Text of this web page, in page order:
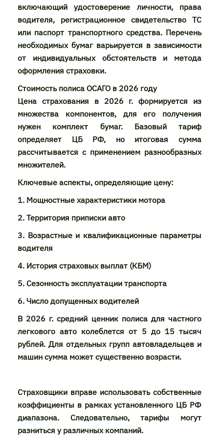
включающий удостоверение личности, права
водителя, регистрационное свидетельство ТС
или паспорт транспортного средства. Перечень
необходимых бумаг варьируется в зависимости
от индивидуальных обстоятельств и метода
оформления страховки.
Стоимость полиса ОСАГО в 2026 году
Цена страхования в 2026 г. формируется из
множества компонентов, для его получения
нужен комплект бумаг. Базовый тариф
определяет ЦБ РФ, но итоговая сумма
рассчитывается с применением разнообразных
множителей.
Ключевые аспекты, определяющие цену:
1. Мощностные характеристики мотора
2. Территория приписки авто
3. Возрастные и квалификационные параметры
водителя
4. История страховых выплат (КБМ)
5. Сезонность эксплуатации транспорта
6. Число допущенных водителей
В 2026 г. средний ценник полиса для частного
легкового авто колеблется от 5 до 15 тысяч
рублей. Для отдельных групп автовладельцев и
машин сумма может существенно возрасти.
Страховщики вправе использовать собственные
коэффициенты в рамках установленного ЦБ РФ
диапазона. Следовательно, тарифы могут
разниться у различных компаний.